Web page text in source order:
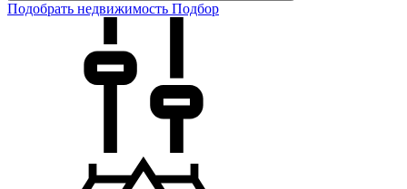
Подобрать недвижимость Подбор